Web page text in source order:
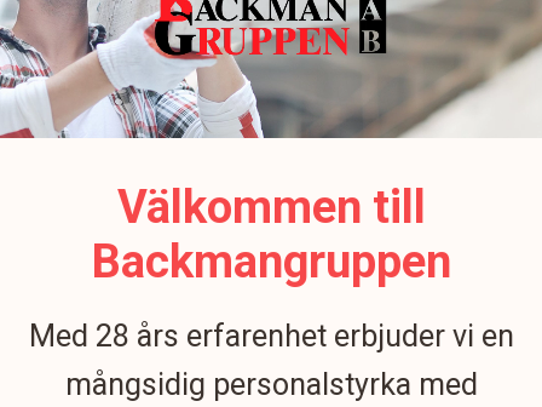
Välkommen till
Backmangruppen
Med 28 års erfarenhet erbjuder vi en
mångsidig personalstyrka med